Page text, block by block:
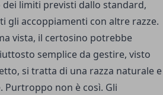
dei limiti previsti dallo standard,
gli accoppiamenti con altre razze.
vista, il certosino potrebbe
semplice da gestire, visto
si tratta di una razza naturale e
Purtroppo non è così. Gli